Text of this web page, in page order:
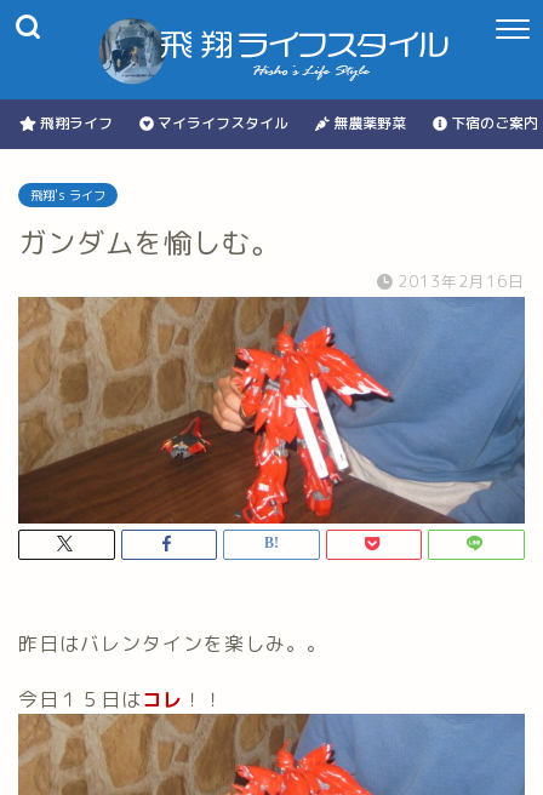
飛翔ライフ マイライフスタイル 無農薬野菜 下宿のご案内
飛翔's ライフ
ガンダムを愉しむ。
2013年2月16日
昨日はバレンタインを楽しみ。。
今日１５日はコレ ！！